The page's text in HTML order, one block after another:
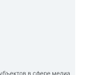
в сфере медиа